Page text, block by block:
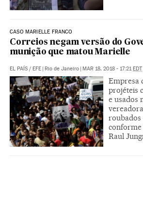
CASO MARIELLE FRANCO
Correios negam versão do
munição que matou Marielle
EL PAÍS / EFE | Rio de Janeiro | MAR 18, 2018 - 17:21 EDT
Empresa
projéteis
e usados
roubados
Raul